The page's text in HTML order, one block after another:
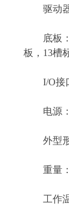
驱动器
底板：
板，13槽
I/O接口
电源：
外型形
重量：
工作温